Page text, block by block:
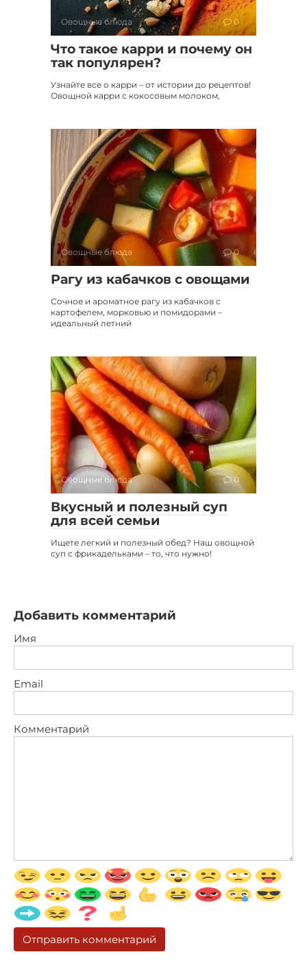
Овощные блюда 0
Что такое карри и почему он
так популярен?
Узнайте все о карри – от истории до рецептов!
Овощной карри с кокосовым молоком,
Овощные блюда 0
Рагу из кабачков с овощами
Сочное и ароматное рагу из кабачков с
картофелем, морковью и помидорами –
идеальный летний
Овощные блюда 0
Вкусный и полезный суп
для всей семьи
Ищете легкий и полезный обед? Наш овощной
суп с фрикадельками – то, что нужно!
Добавить комментарий
Имя
Email
Комментарий